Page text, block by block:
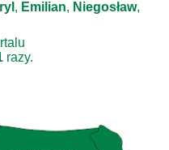
, Emilian, Niegosław,
razy.